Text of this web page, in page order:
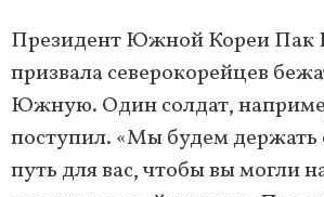
Президент Южной Кореи Пак
призвала северокорейцев
Южную. Один солдат,
поступил. «Мы будем
путь для вас, чтобы вы могли